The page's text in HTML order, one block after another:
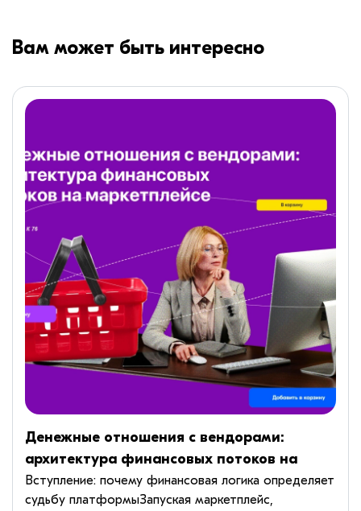
Вам может быть интересно
Денежные отношения с вендорами:
архитектура финансовых потоков на
маркетплейсе
Вступление: почему финансовая логика определяет
судьбу платформыЗапуская маркетплейс,